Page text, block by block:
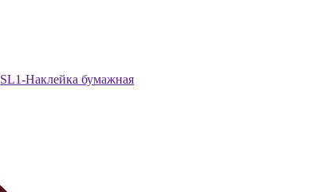
SL1-Наклейка бумажная